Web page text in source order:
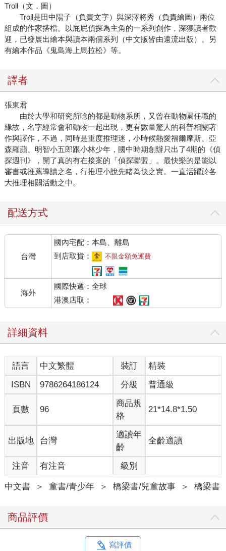
Troll（文．圖）
Troll是田中陽子（負責文字）與深澤將秀（負責繪圖）兩位
組成的作家搭檔。以屁屁偵探為主角的一系列創作，深獲讀者歡
迎，已發展出繪本與讀本兩個系列（中文版皆由遠流出版）。另
有繪本作品《鬼島海上馬拉松》等。
譯者
張東君
由於大學和研究所唸的都是動物系所，又曾在動物園任職的
緣故，名字經常會和動物一起出現，更有數量驚人的科普相關著
作與譯作，不過，同時是重度推理迷，小時候熱愛福爾摩斯、亞
森羅蘋、明智小五郎跟小林少年，國中時期創辦只出了4期的《偵
探週刊》，開了真的有在接案的「偵探聯盟」。最快樂的是能以
審書或推薦導讀之名，行推理小說先睹為快之實。一直活躍於各
大推理相關活動之中。
配送方式
台灣
國內宅配：本島、離島
到店取貨：
不限金額免運費
海外
國際快遞：全球
港澳店取：
詳細資料
語言 中文繁體 裝訂
精裝
ISBN
9786264186124 分級 普通級
頁數 96
商品規
格
21*14.8*1.50
出版地 台灣
適讀年
齡
全齡適讀
注音 有注音 級別
中文書 ＞ 童書/青少年 ＞ 橋梁書/兒童故事 ＞ 橋梁書
商品評價
寫評價